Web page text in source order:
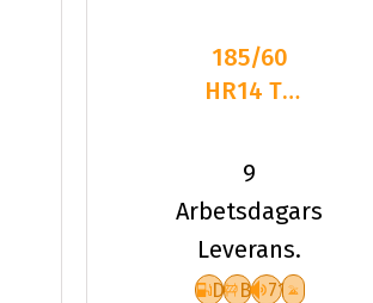
185/60
HR14 TL
6
9
Arbetsdagars
Leverans.
D B 71